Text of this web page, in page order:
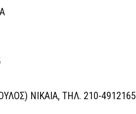
ΝΙΚΑΙΑ, ΤΗΛ. 210-4912165